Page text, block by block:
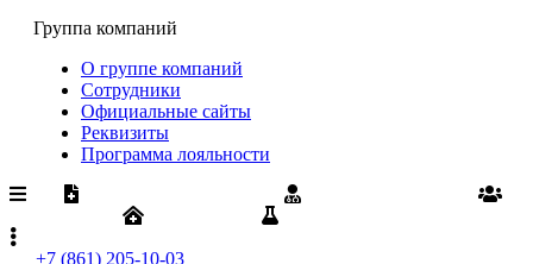
Группа компаний
О группе компаний
Сотрудники
Официальные сайты
Реквизиты
Программа лояльности
+7 (861) 205-10-03